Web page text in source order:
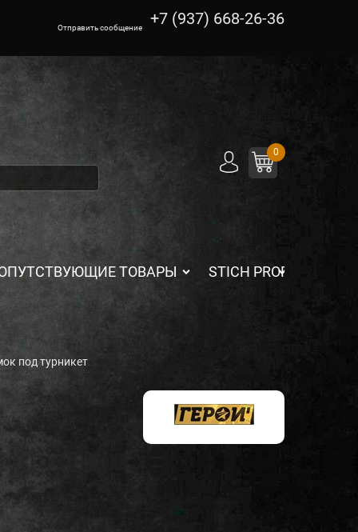
Отправить сообщение +7 (937) 668-26-36
0
ТОВАРЫ STICH PROFI
под турникет